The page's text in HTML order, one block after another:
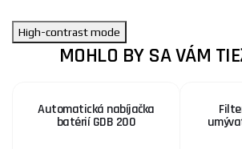
High-contrast mode
MOHLO BY SA VÁM
Automatická nabíjačka
batérií GDB 200